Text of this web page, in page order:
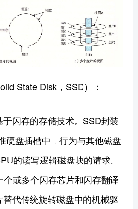
State Disk，SSD）：
闪存的存储技术。SSD封装
硬盘插槽中，行为与其他磁盘
的读写逻辑磁盘块的请求。
或多个闪存芯片和闪存翻译
替代传统旋转磁盘中的机械驱